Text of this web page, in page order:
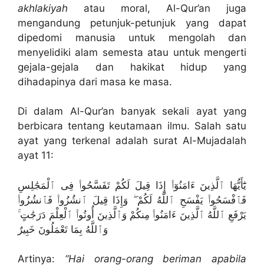
akhlakiyah atau moral, Al-Qur’an juga
mengandung petunjuk-petunjuk yang dapat
dipedomi manusia untuk mengolah dan
menyelidiki alam semesta atau untuk mengerti
gejala-gejala dan hakikat hidup yang
dihadapinya dari masa ke masa.
Di dalam Al-Qur’an banyak sekali ayat yang
berbicara tentang keutamaan ilmu. Salah satu
ayat yang terkenal adalah surat Al-Mujadalah
ayat 11:
يَٰٓأَيُّهَا ٱلَّذِينَ ءَامَنُوٓا۟ إِذَا قِيلَ لَكُمْ تَفَسَّحُوا۟ فِى ٱلْمَجَٰلِسِ
فَٱفْسَحُوا۟ يَفْسَحِ ٱللَّهُ لَكُمْ ۖ وَإِذَا قِيلَ ٱنشُزُوا۟ فَٱنشُزُوا۟
يَرْفَعِ ٱللَّهُ ٱلَّذِينَ ءَامَنُوا۟ مِنكُمْ وَٱلَّذِينَ أُوتُوا۟ ٱلْعِلْمَ دَرَجَٰتٍ ۚ
وَٱللَّهُ بِمَا تَعْمَلُونَ خَبِيرٌ
Artinya: “Hai orang-orang beriman apabila